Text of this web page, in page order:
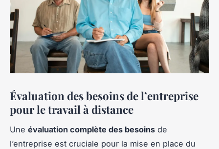
Évaluation des besoins de l’entreprise
pour le travail à distance
Une évaluation complète des besoins de
l’entreprise est cruciale pour la mise en place du